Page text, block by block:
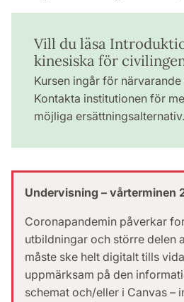
Vill du läsa
kinesiska för
Kursen ingår för
Kontakta institutionen för
möjliga ersättningsalternativ.
Undervisning – vårterminen
Coronapandemin påverkar
utbildningar och större delen
måste ske helt digitalt tills
uppmärksam på den
schemat och/eller i Canvas –